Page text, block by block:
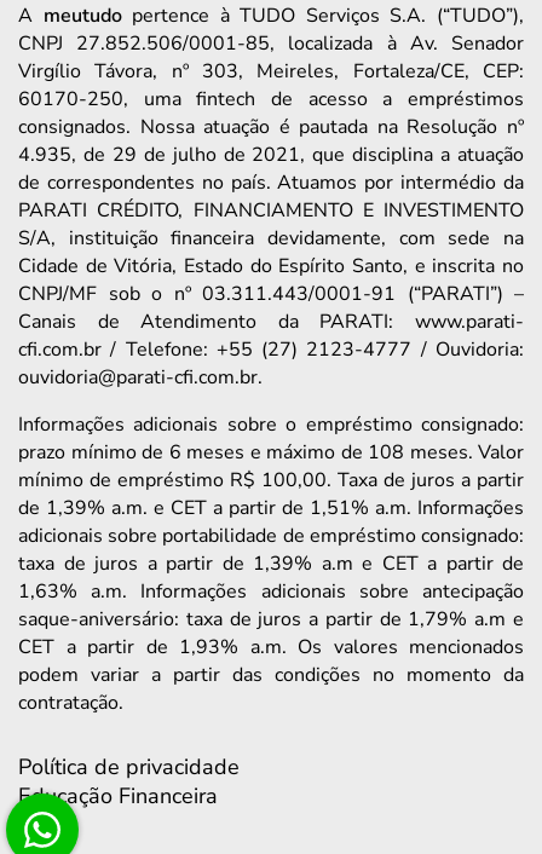
A meutudopertence à TUDO Serviços S.A. (“TUDO”),
CNPJ 27.852.506/0001-85, localizada à Av. Senador
Virgílio Távora, nº 303, Meireles, Fortaleza/CE, CEP:
60170-250, uma fintech de acesso a empréstimos
consignados. Nossa atuação é pautada na Resolução nº
4.935, de 29 de julho de 2021, que disciplina a atuação
de correspondentes no país. Atuamos por intermédio da
PARATI CRÉDITO, FINANCIAMENTO E INVESTIMENTO
S/A, instituição financeira devidamente, com sede na
Cidade de Vitória, Estado do Espírito Santo, e inscrita no
CNPJ/MF sob o nº 03.311.443/0001-91 (“PARATI”) –
Canais de Atendimento da PARATI: www.parati-
cfi.com.br / Telefone: +55 (27) 2123-4777 / Ouvidoria:
ouvidoria@parati-cfi.com.br.
Informações adicionais sobre o empréstimo consignado:
prazo mínimo de 6 meses e máximo de 108 meses. Valor
mínimo de empréstimo R$ 100,00. Taxa de juros a partir
de 1,39% a.m. e CET a partir de 1,51% a.m. Informações
adicionais sobre portabilidade de empréstimo consignado:
taxa de juros a partir de 1,39% a.m e CET a partir de
1,63% a.m. Informações adicionais sobre antecipação
saque-aniversário: taxa de juros a partir de 1,79% a.m e
CET a partir de 1,93% a.m. Os valores mencionados
podem variar a partir das condições no momento da
contratação.
Política de privacidade
Educação Financeira